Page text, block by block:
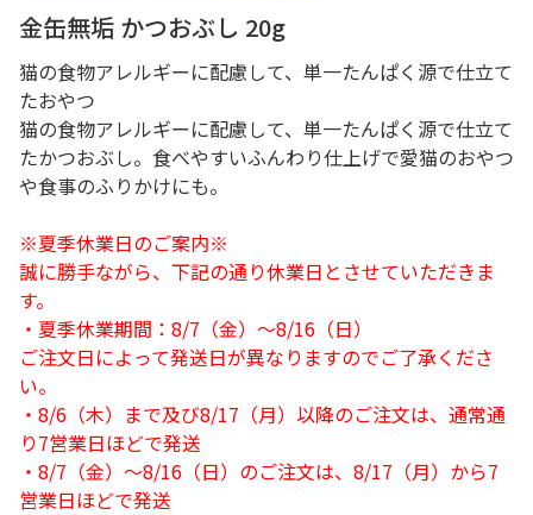
金缶無垢 かつおぶし 20g
猫の食物アレルギーに配慮して、単一たんぱく源で仕立て
たおやつ
猫の食物アレルギーに配慮して、単一たんぱく源で仕立て
たかつおぶし。食べやすいふんわり仕上げで愛猫のおやつ
や食事のふりかけにも。
※夏季休業日のご案内※
誠に勝手ながら、下記の通り休業日とさせていただきま
す。
・夏季休業期間：8/7（金）～8/16（日）
ご注文日によって発送日が異なりますのでご了承くださ
い。
・8/6（木）まで及び8/17（月）以降のご注文は、通常通
り7営業日ほどで発送
・8/7（金）～8/16（日）のご注文は、8/17（月）から7
営業日ほどで発送